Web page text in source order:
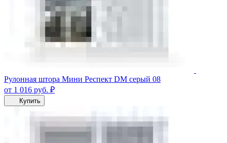
Рулонная штора Мини Респект DM серый 08
от 1 016 руб. ₽
Купить